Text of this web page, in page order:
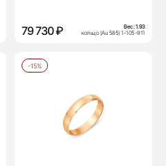
79 730 ₽ Вес:1.93
кольцо (Au 585) 1-105-911
-15%